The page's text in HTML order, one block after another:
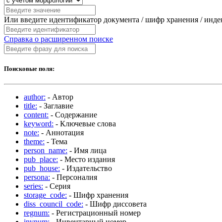
Или введите идентификатор документа / шифр хранения /
Справка о расширенном поиске
Поисковые поля:
author: - Автор
title: - Заглавие
content: - Содержание
keyword: - Ключевые слова
note: - Аннотация
theme: - Тема
person_name: - Имя лица
pub_place: - Место издания
pub_house: - Издательство
persona: - Персоналия
series: - Серия
storage_code: - Шифр хранения
diss_council_code: - Шифр диссовета
regnum: - Регистрационный номер